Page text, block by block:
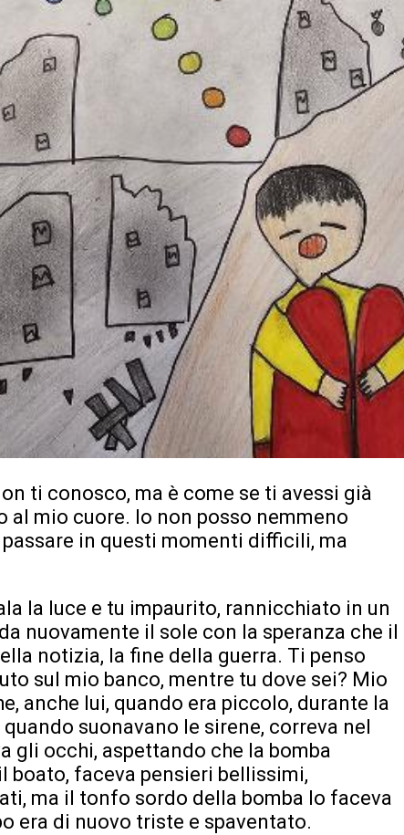
ti conosco, ma è come se ti avessi già
al mio cuore. Io non posso nemmeno
in questi momenti difficili, ma
la luce e tu impaurito, rannicchiato in un
nuovamente il sole con la speranza che il
notizia, la fine della guerra. Ti penso
sul mio banco, mentre tu dove sei? Mio
anche lui, quando era piccolo, durante la
suonavano le sirene, correva nel
gli occhi, aspettando che la bomba
boato, faceva pensieri bellissimi,
ma il tonfo sordo della bomba lo faceva
era di nuovo triste e spaventato.